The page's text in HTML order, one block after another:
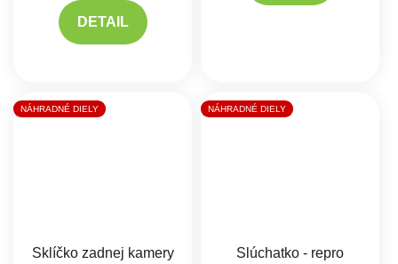
DETAIL
NÁHRADNÉ DIELY
Sklíčko zadnej kamery
NÁHRADNÉ DIELY
Slúchatko - repro